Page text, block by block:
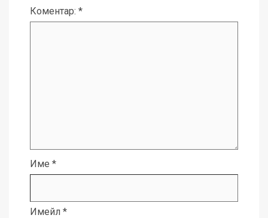
Коментар: *
Име *
Имейл *